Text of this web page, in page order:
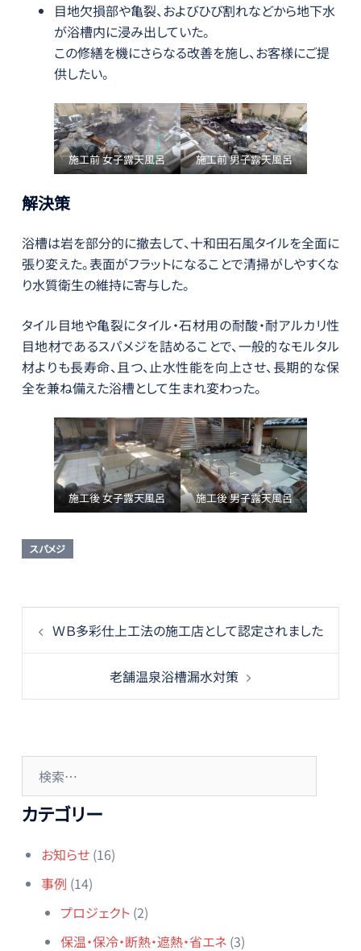
目地欠損部や亀裂、およびひび割れなどから地下水
が浴槽内に浸み出していた。
この修繕を機にさらなる改善を施し、お客様にご提
供したい。
施工前 女子露天風呂 施工前 男子露天風呂
解決策
浴槽は岩を部分的に撤去して、十和田石風タイルを全面に
張り変えた。表面がフラットになることで清掃がしやすくな
り水質衛生の維持に寄与した。
タイル目地や亀裂にタイル・石材用の耐酸・耐アルカリ性
目地材であるスパメジを詰めることで、一般的なモルタル
材よりも長寿命、且つ、止水性能を向上させ、長期的な保
全を兼ね備えた浴槽として生まれ変わった。
施工後 女子露天風呂 施工後 男子露天風呂
スパメジ
投
稿
ビ
シ
ン
ＷＢ多彩仕上工法の施工店として認定されました
老舗温泉浴槽漏水対策
カテゴリー
お知らせ(16)
事例 (14)
プロジェクト(2)
保温・保冷・断熱・遮熱・省エネ(3)